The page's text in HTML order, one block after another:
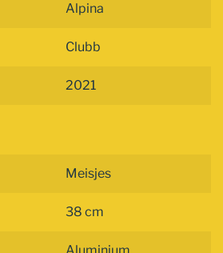
Alpina
Clubb
2021
Meisjes
38 cm